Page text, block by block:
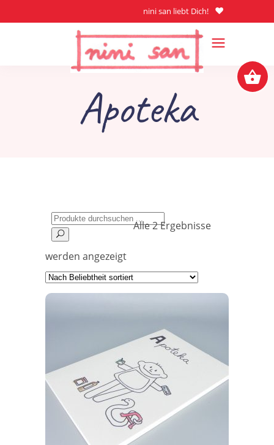
nini san liebt Dich!
Apoteka
Search
for:
Alle 2 Ergebnisse
werden angezeigtNach
Beliebtheit
In den Warenkorb